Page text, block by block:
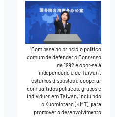
“Com base no princípio político
comum de defender o Consenso
de 1992 e opor-se à
‘independência de Taiwan’,
estamos dispostos a cooperar
com partidos políticos, grupos e
indivíduos em Taiwan, incluindo
o Kuomintang (KMT), para
promover o desenvolvimento